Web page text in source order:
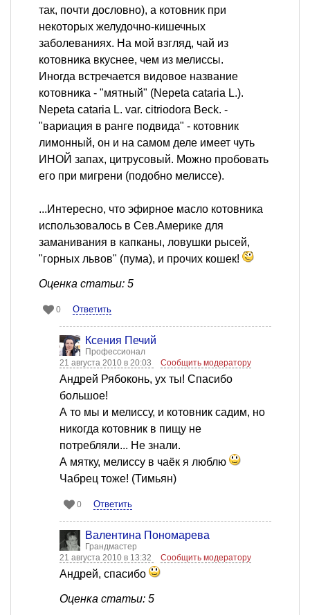
так, почти дословно), а котовник при
некоторых желудочно-кишечных
заболеваниях. На мой взгляд, чай из
котовника вкуснее, чем из мелиссы.
Иногда встречается видовое название
котовника - "мятный" (Nepeta cataria L.).
Nepeta cataria L. var. citriodora Beck. -
"вариация в ранге подвида" - котовник
лимонный, он и на самом деле имеет чуть
ИНОЙ запах, цитрусовый. Можно пробовать
его при мигрени (подобно мелиссе).
...Интересно, что эфирное масло котовника
использовалось в Сев.Америке для
заманивания в капканы, ловушки рысей,
"горных львов" (пума), и прочих кошек!
Оценка статьи: 5
0 Ответить
Ксения Печий
Профессионал
21 августа 2010 в 20:03
Сообщить модератору
Андрей Рябоконь, ух ты! Спасибо
большое!
А то мы и мелиссу, и котовник садим, но
никогда котовник в пищу не
потребляли... Не знали.
А мятку, мелиссу в чаёк я люблю
Чабрец тоже! (Тимьян)
0 Ответить
Валентина Пономарева
Грандмастер
21 августа 2010 в 13:32
Сообщить модератору
Андрей, спасибо
Оценка статьи: 5